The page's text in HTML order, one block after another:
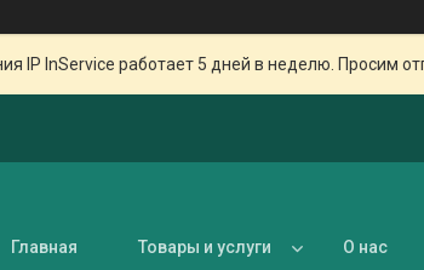
IP InService работает 5 дней в неделю. Просим
Главная Товары и услуги О нас